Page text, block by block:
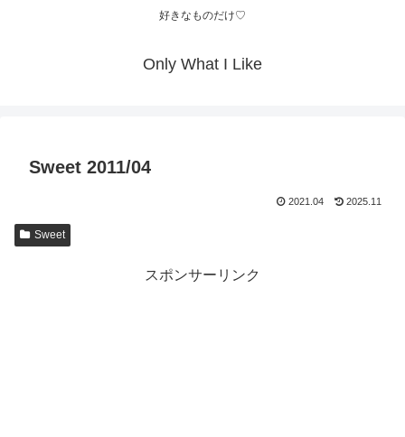
好きなものだけ♡
Only What I Like
Sweet 2011/04
2021.04 2025.11
Sweet
スポンサーリンク